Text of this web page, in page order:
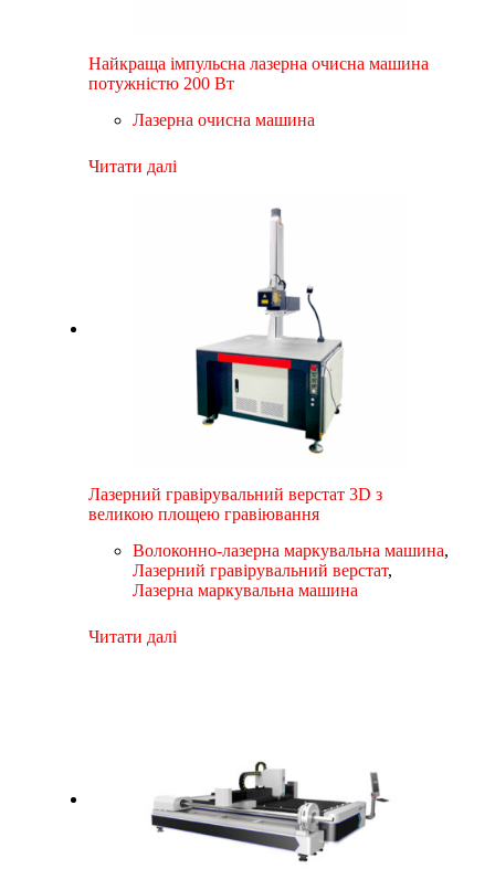
Найкраща імпульсна лазерна очисна машина
потужністю 200 Вт
Лазерна очисна машина
Читати далі
Лазерний гравірувальний верстат 3D з
великою площею гравіювання
Волоконно-лазерна маркувальна машина,
Лазерний гравірувальний верстат,
Лазерна маркувальна машина
Читати далі